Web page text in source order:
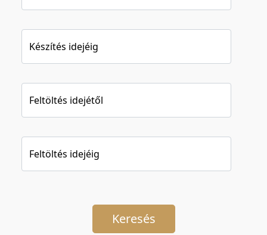
Készítés idejéig
Feltöltés idejétől
Feltöltés idejéig
Keresés